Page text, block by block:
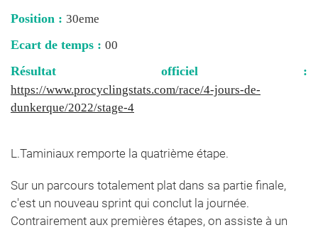
Position : 30eme
Ecart de temps : 00
Résultat officiel :
https://www.procyclingstats.com/race/4-jours-de-
dunkerque/2022/stage-4
L.Taminiaux remporte la quatrième étape.
Sur un parcours totalement plat dans sa partie finale,
c'est un nouveau sprint qui conclut la journée.
Contrairement aux premières étapes, on assiste à un